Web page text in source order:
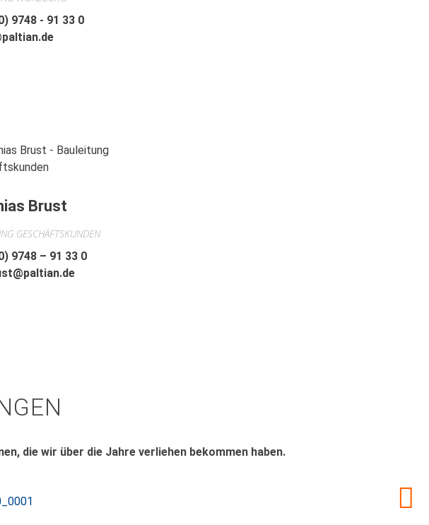
9748 - 91 33 0
Brust
GESCHÄFTSKUNDEN
9748 – 91 33 0
die wir über die Jahre verliehen bekommen haben.